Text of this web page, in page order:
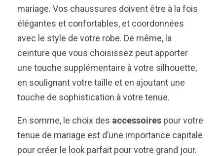
mariage. Vos chaussures doivent être à la fois
élégantes et confortables, et coordonnées
avec le style de votre robe. De même, la
ceinture que vous choisissez peut apporter
une touche supplémentaire à votre silhouette,
en soulignant votre taille et en ajoutant une
touche de sophistication à votre tenue.
En somme, le choix des accessoires pour votre
tenue de mariage est d’une importance capitale
pour créer le look parfait pour votre grand jour.